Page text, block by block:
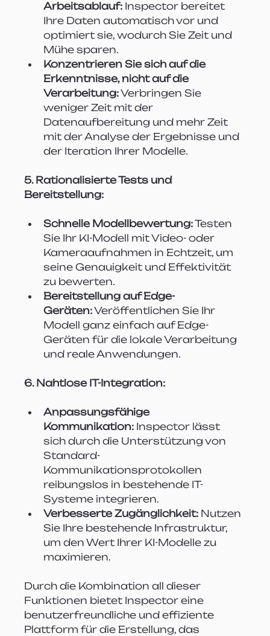
Arbeitsablauf: Inspector bereitet
Ihre Daten automatisch vor und
optimiert sie, wodurch Sie Zeit und
Mühe sparen.
Konzentrieren Sie sich auf die
Erkenntnisse, nicht auf die
Verarbeitung: Verbringen Sie
weniger Zeit mit der
Datenaufbereitung und mehr Zeit
mit der Analyse der Ergebnisse und
der Iteration Ihrer Modelle.
5. Rationalisierte Tests und
Bereitstellung:
Schnelle Modellbewertung: Testen
Sie Ihr KI-Modell mit Video- oder
Kameraaufnahmen in Echtzeit, um
seine Genauigkeit und Effektivität
zu bewerten.
Bereitstellung auf Edge-
Geräten: Veröffentlichen Sie Ihr
Modell ganz einfach auf Edge-
Geräten für die lokale Verarbeitung
und reale Anwendungen.
6. Nahtlose IT-Integration:
Anpassungsfähige
Kommunikation: Inspector lässt
sich durch die Unterstützung von
Standard-
Kommunikationsprotokollen
reibungslos in bestehende IT-
Systeme integrieren.
Verbesserte Zugänglichkeit: Nutzen
Sie Ihre bestehende Infrastruktur,
um den Wert Ihrer KI-Modelle zu
maximieren.
Durch die Kombination all dieser
Funktionen bietet Inspector eine
benutzerfreundliche und effiziente
Plattform für die Erstellung, das